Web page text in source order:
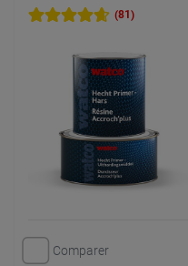
(81)
Comparer